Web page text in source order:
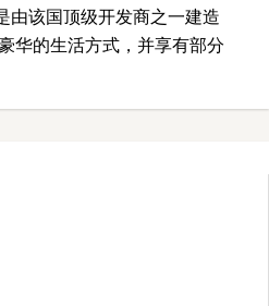
由该国顶级开发商之一建造
华的生活方式，并享有部分